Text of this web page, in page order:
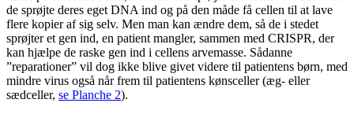
de sprøjte deres eget DNA ind og på den måde få cellen til at lave
flere kopier af sig selv. Men man kan ændre dem, så de i stedet
sprøjter et gen ind, en patient mangler, sammen med CRISPR, der
kan hjælpe de raske gen ind i cellens arvemasse. Sådanne
”reparationer” vil dog ikke blive givet videre til patientens børn, med
mindre virus også når frem til patientens kønsceller (æg- eller
sædceller, se Planche 2).